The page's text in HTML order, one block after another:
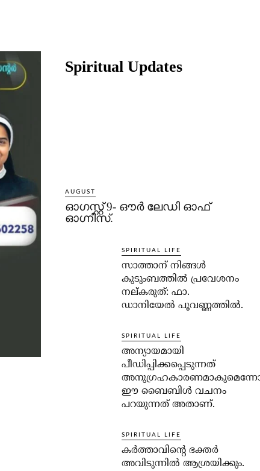
Spiritual Updates
AUGUST
ഓഗസ്റ്റ് 9- ഔര്‍ ലേഡി ഓഫ്
ഓഗ്നീസ്.
SPIRITUAL LIFE
സാത്താന് നിങ്ങള്‍
കുടുംബത്തില്‍ പ്രവേശനം
നല്കരുത്: ഫാ.
ഡാനിയേല്‍ പൂവണ്ണത്തില്‍.
SPIRITUAL LIFE
അന്യായമായി
പീഡിപ്പിക്കപ്പെടുന്നത്
ഈ ബൈബിള്‍ വചനം
പറയുന്നത് അതാണ്.
SPIRITUAL LIFE
കര്‍ത്താവിന്റെ ഭക്തര്‍
അവിടുന്നില്‍ ആശ്രയിക്കും.